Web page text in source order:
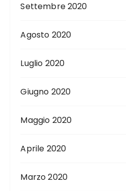
Settembre 2020
Agosto 2020
Luglio 2020
Giugno 2020
Maggio 2020
Aprile 2020
Marzo 2020